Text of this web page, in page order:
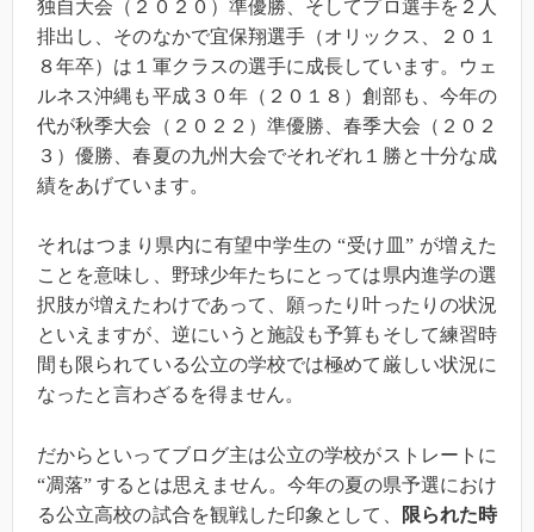
独自大会（２０２０）準優勝、そしてプロ選手を２人
排出し、そのなかで宜保翔選手（オリックス、２０１
８年卒）は１軍クラスの選手に成長しています。ウェ
ルネス沖縄も平成３０年（２０１８）創部も、今年の
代が秋季大会（２０２２）準優勝、春季大会（２０２
３）優勝、春夏の九州大会でそれぞれ１勝と十分な成
績をあげています。
それはつまり県内に有望中学生の “受け皿” が増えた
ことを意味し、野球少年たちにとっては県内進学の選
択肢が増えたわけであって、願ったり叶ったりの状況
といえますが、逆にいうと施設も予算もそして練習時
間も限られている公立の学校では極めて厳しい状況に
なったと言わざるを得ません。
だからといってブログ主は公立の学校がストレートに
“凋落” するとは思えません。今年の夏の県予選におけ
る公立高校の試合を観戦した印象として、
限られた時